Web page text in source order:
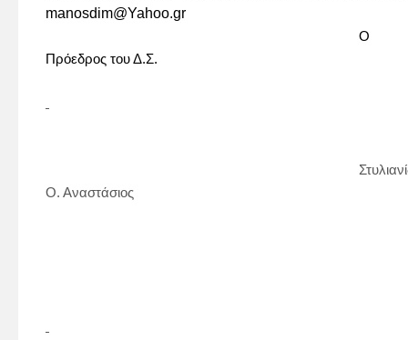
manosdim@Yahoo.gr
Ο
Πρόεδρος του Δ.Σ.
Ο. Αναστάσιος